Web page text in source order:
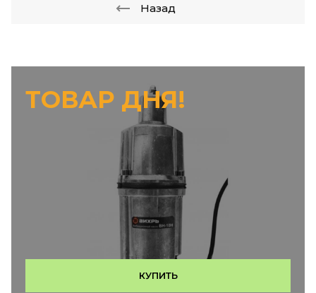
ТОВАР ДНЯ!
КУПИТЬ
Назад